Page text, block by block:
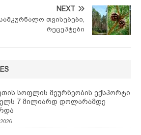
NEXT
თვისებები,
რეცეპტები
სოფლის მეურნეობის ექსპორტი
7 მილიარდ დოლარამდე